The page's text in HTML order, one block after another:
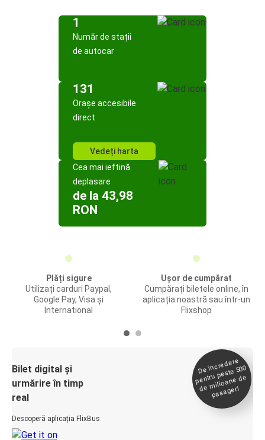
1
Număr de stații
de autocar
131
Orașe accesibile
direct
Vedeți harta
Cea mai ieftină
deplasare
de la 43,98
RON
Plăți sigure
Utilizați carduri Paypal,
Google Pay, Visa și
International
Ușor de cumpărat
Cumpărați biletele online, în
aplicația noastră sau într-un
Flixshop
Bilet digital și
urmărire în timp
real
Descoperă aplicația FlixBus
De încredere
pentru peste 500
de
milioane de
pasageri